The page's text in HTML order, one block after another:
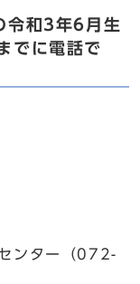
令和3年6月生
でに電話で
ンター（072-